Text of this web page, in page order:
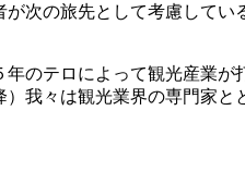
次の旅先として考慮してい
のテロによって観光産業
我々は観光業界の専門家